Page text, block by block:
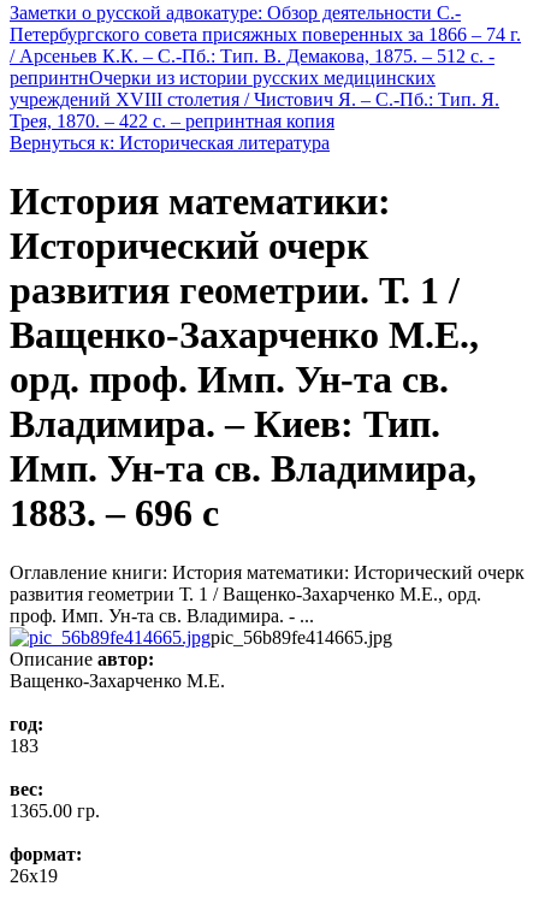
Заметки о русской адвокатуре: Обзор деятельности С.-
Петербургского совета присяжных поверенных за 1866 – 74 г.
/ Арсеньев К.К. – С.-Пб.: Тип. В. Демакова, 1875. – 512 с. -
репринтнОчерки из истории русских медицинских
учреждений XVIII столетия / Чистович Я. – С.-Пб.: Тип. Я.
Трея, 1870. – 422 с. – репринтная копия
Вернуться к: Историческая литература
История математики:
Исторический очерк
развития геометрии. Т. 1 /
Ващенко-Захарченко М.Е.,
орд. проф. Имп. Ун-та св.
Владимира. – Киев: Тип.
Имп. Ун-та св. Владимира,
1883. – 696 c
Оглавление книги: История математики: Исторический очерк
развития геометрии Т. 1 / Ващенко-Захарченко М.Е., орд.
проф. Имп. Ун-та св. Владимира. - ...
pic_56b89fe414665.jpg
Описание автор:
Ващенко-Захарченко М.Е.
год:
183
вес:
1365.00 гр.
формат:
26x19